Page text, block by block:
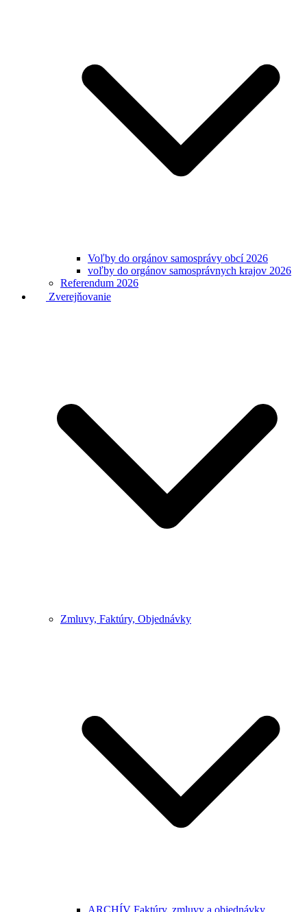
Voľby do orgánov samosprávy obcí 2026
voľby do orgánov samosprávnych krajov 2026
Referendum 2026
Zverejňovanie
Zmluvy, Faktúry, Objednávky